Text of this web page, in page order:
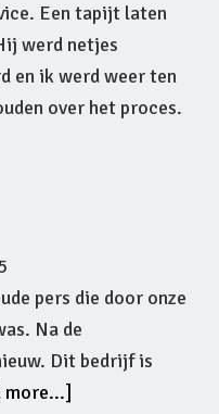
Een tapijt laten
werd netjes
en ik werd weer ten
over het proces.
pers die door onze
Na de
Dit bedrijf is
more...]